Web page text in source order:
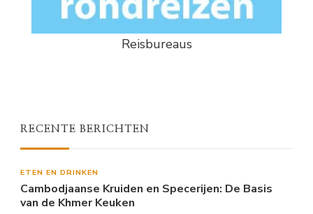
Reisbureaus
RECENTE BERICHTEN
ETEN EN DRINKEN
Cambodjaanse Kruiden en Specerijen: De Basis
van de Khmer Keuken